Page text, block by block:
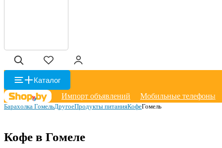
Каталог
Импорт объявлений
Мобильные телефоны
Барахолка ГомельДругоеПродукты питанияКофеГомель
Кофе в Гомеле